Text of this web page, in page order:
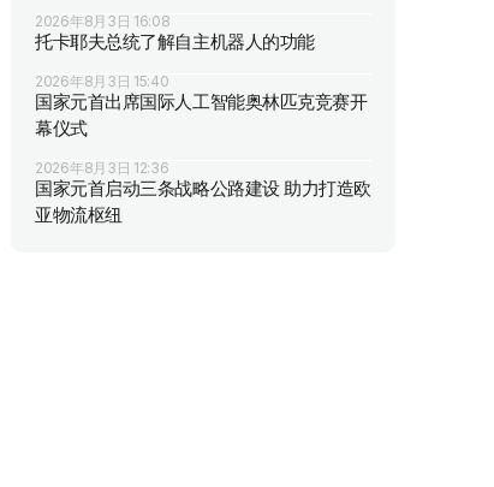
2026年8月3日 16:08
托卡耶夫总统了解自主机器人的功能
2026年8月3日 15:40
国家元首出席国际人工智能奥林匹克竞赛开
幕仪式
2026年8月3日 12:36
国家元首启动三条战略公路建设 助力打造欧
亚物流枢纽